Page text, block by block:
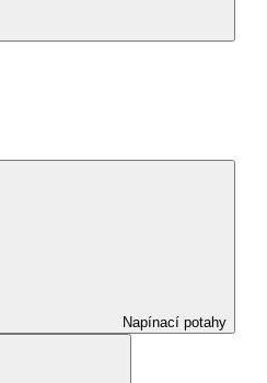
Napínací potahy